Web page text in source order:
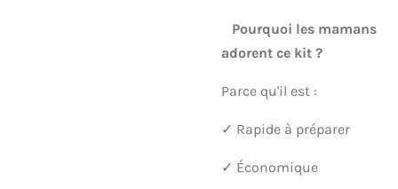
Pourquoi les mamans
adorent ce kit ?
Parce qu'il est :
✓ Rapide à préparer
✓ Économique